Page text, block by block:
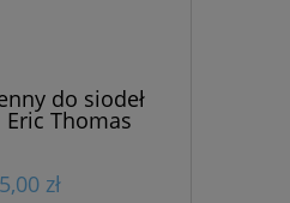
do siodeł
Thomas
zł